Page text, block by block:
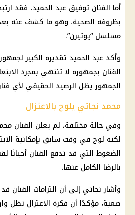
أما الفنان توفيق عبد الحميد، فقد
بظروفه الصحية، وهو ما كشف عنه
مسلسل “يوتيرن”.
وأكد عبد الحميد تقديره الكبير
الفنان بجمهوره لا تنتهي بمجرد
الجمهور يظل الرصيد الحقيقي لأي
محمد نجاتي يلوح بالاعتزال
وفي حالة مختلفة، لم يعلن الفنان
لكنه لوح في وقت سابق بإمكانية
الضغوط التي قد تدفع الفنان أحيانًا
بالرضا الكامل عنها.
وأشار نجاتي إلى أن التزامات الفنان
صعبة، مؤكدًا أن فكرة الاعتزال تظل